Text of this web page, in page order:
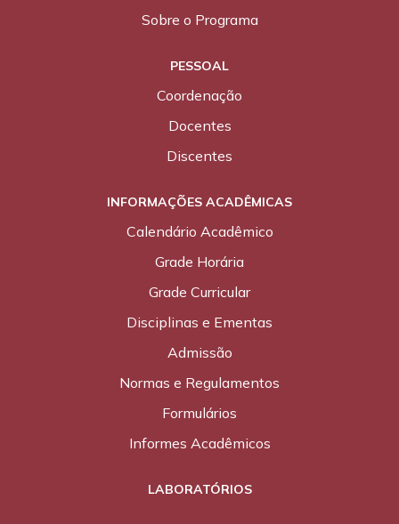
Sobre o Programa
PESSOAL
Coordenação
Docentes
Discentes
INFORMAÇÕES ACADÊMICAS
Calendário Acadêmico
Grade Horária
Grade Curricular
Disciplinas e Ementas
Admissão
Normas e Regulamentos
Formulários
Informes Acadêmicos
LABORATÓRIOS